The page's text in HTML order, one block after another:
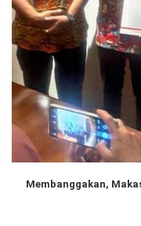
Membanggakan,